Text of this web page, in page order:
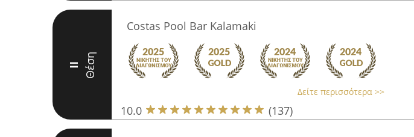
II Θέση
Costas Pool Bar Kalamaki
Δείτε περισσότερα >>
10.0 (137)